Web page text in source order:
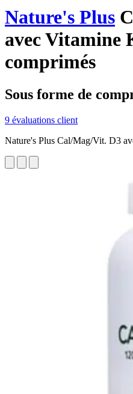
Nature's Plus
avec Vitamine
comprimés
Sous forme de
9 évaluations client
Nature's Plus Cal/Mag/Vit. D3